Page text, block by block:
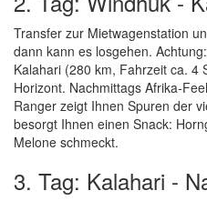
Transfer zur Mietwagenstation
dann kann es losgehen.
Kalahari (280 km, Fahrzeit ca. 4
Horizont. Nachmittags Afrika-
Ranger zeigt Ihnen Spuren der
besorgt Ihnen einen Snack:
Melone schmeckt.
3. Tag: Kalahari -